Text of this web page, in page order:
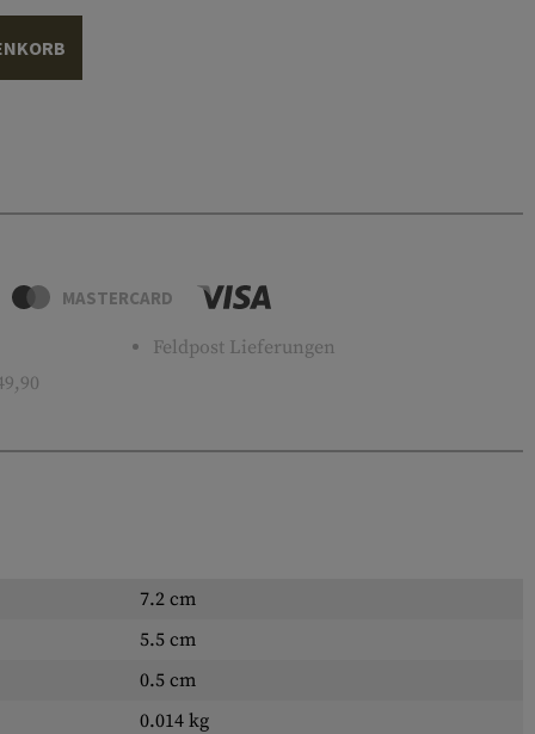
MASTERCARD
Feldpost Lieferungen
7.2 cm
5.5 cm
0.5 cm
0.014 kg